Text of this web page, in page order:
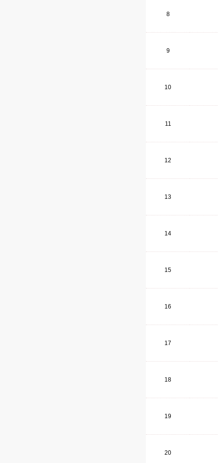
8
9
10
11
12
13
14
15
16
17
18
19
20